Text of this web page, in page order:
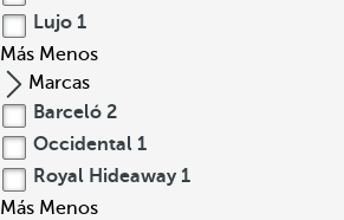
Lujo 1
Más Menos
Marcas
Barceló 2
Occidental 1
Royal Hideaway 1
Más Menos